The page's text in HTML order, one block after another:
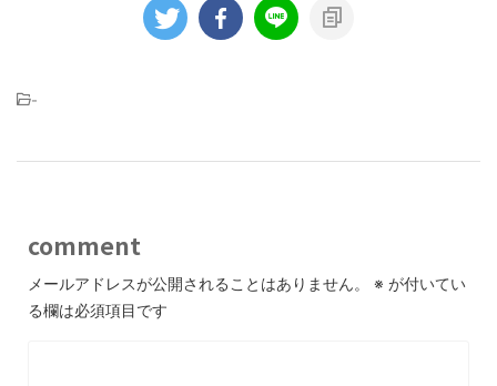
-
comment
メールアドレスが公開されることはありません。 ※ が付いてい
る欄は必須項目です